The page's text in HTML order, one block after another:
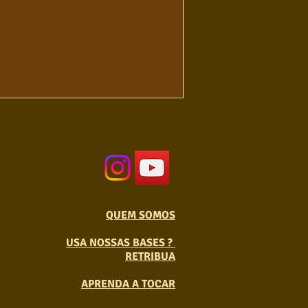
QUEM SOMOS
USA NOSSAS BASES ?
RETRIBUA
APRENDA A TOCAR